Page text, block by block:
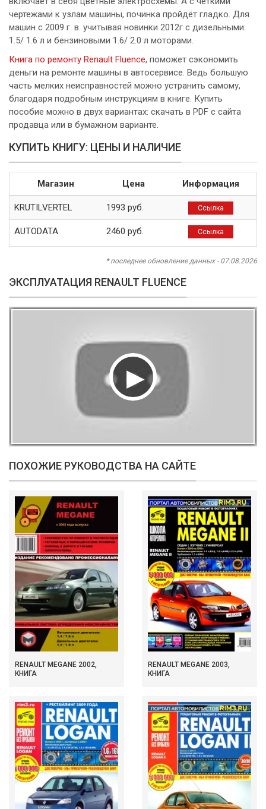
чертежами к узлам машины, починка пройдёт гладко. Для
машин с 2009 г. в. учитывая новинки 2012г с дизельными:
1.5/ 1.6 л и бензиновыми 1.6/ 2.0 л моторами.
Книга по ремонту Renault Fluence, поможет сэкономить
деньги на ремонте машины в автосервисе. Ведь большую
часть мелких неисправностей можно устранить самому,
благодаря подробным инструкциям в книге. Купить
пособие можно в двух вариантах: скачать в PDF с сайта
продавца или в бумажном варианте.
КУПИТЬ КНИГУ: ЦЕНЫ И НАЛИЧИЕ
Магазин Цена Информация
KRUTILVERTEL 1993 руб. Ссылка
AUTODATA 2460 руб. Ссылка
* последнее обновление данных - 07.08.2026
ЭКСПЛУАТАЦИЯ RENAULT FLUENCE
ПОХОЖИЕ РУКОВОДСТВА НА САЙТЕ
RENAULT MEGANE 2002,
КНИГА
RENAULT MEGANE 2003,
КНИГА